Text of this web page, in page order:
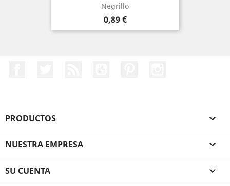
Negrillo
Precio
0,89 €
PRODUCTOS 
NUESTRA EMPRESA 
SU CUENTA 